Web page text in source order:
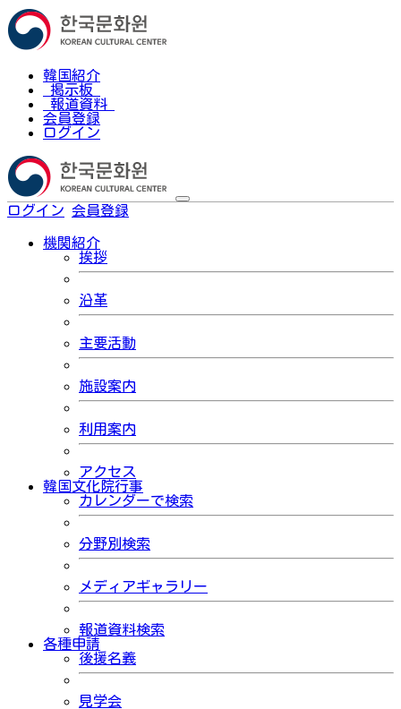
韓国紹介
掲示板
報道資料
会員登録
ログイン
ログイン 会員登録
機関紹介
挨拶
沿革
主要活動
施設案内
利用案内
アクセス
韓国文化院行事
カレンダーで検索
分野別検索
メディアギャラリー
報道資料検索
各種申請
後援名義
見学会